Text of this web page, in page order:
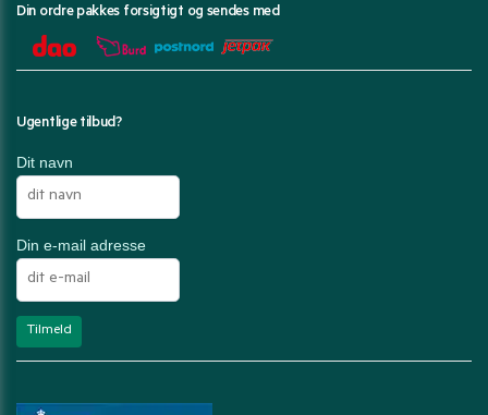
Din ordre pakkes forsigtigt og sendes med
Ugentlige tilbud?
Dit navn
Din e-mail adresse